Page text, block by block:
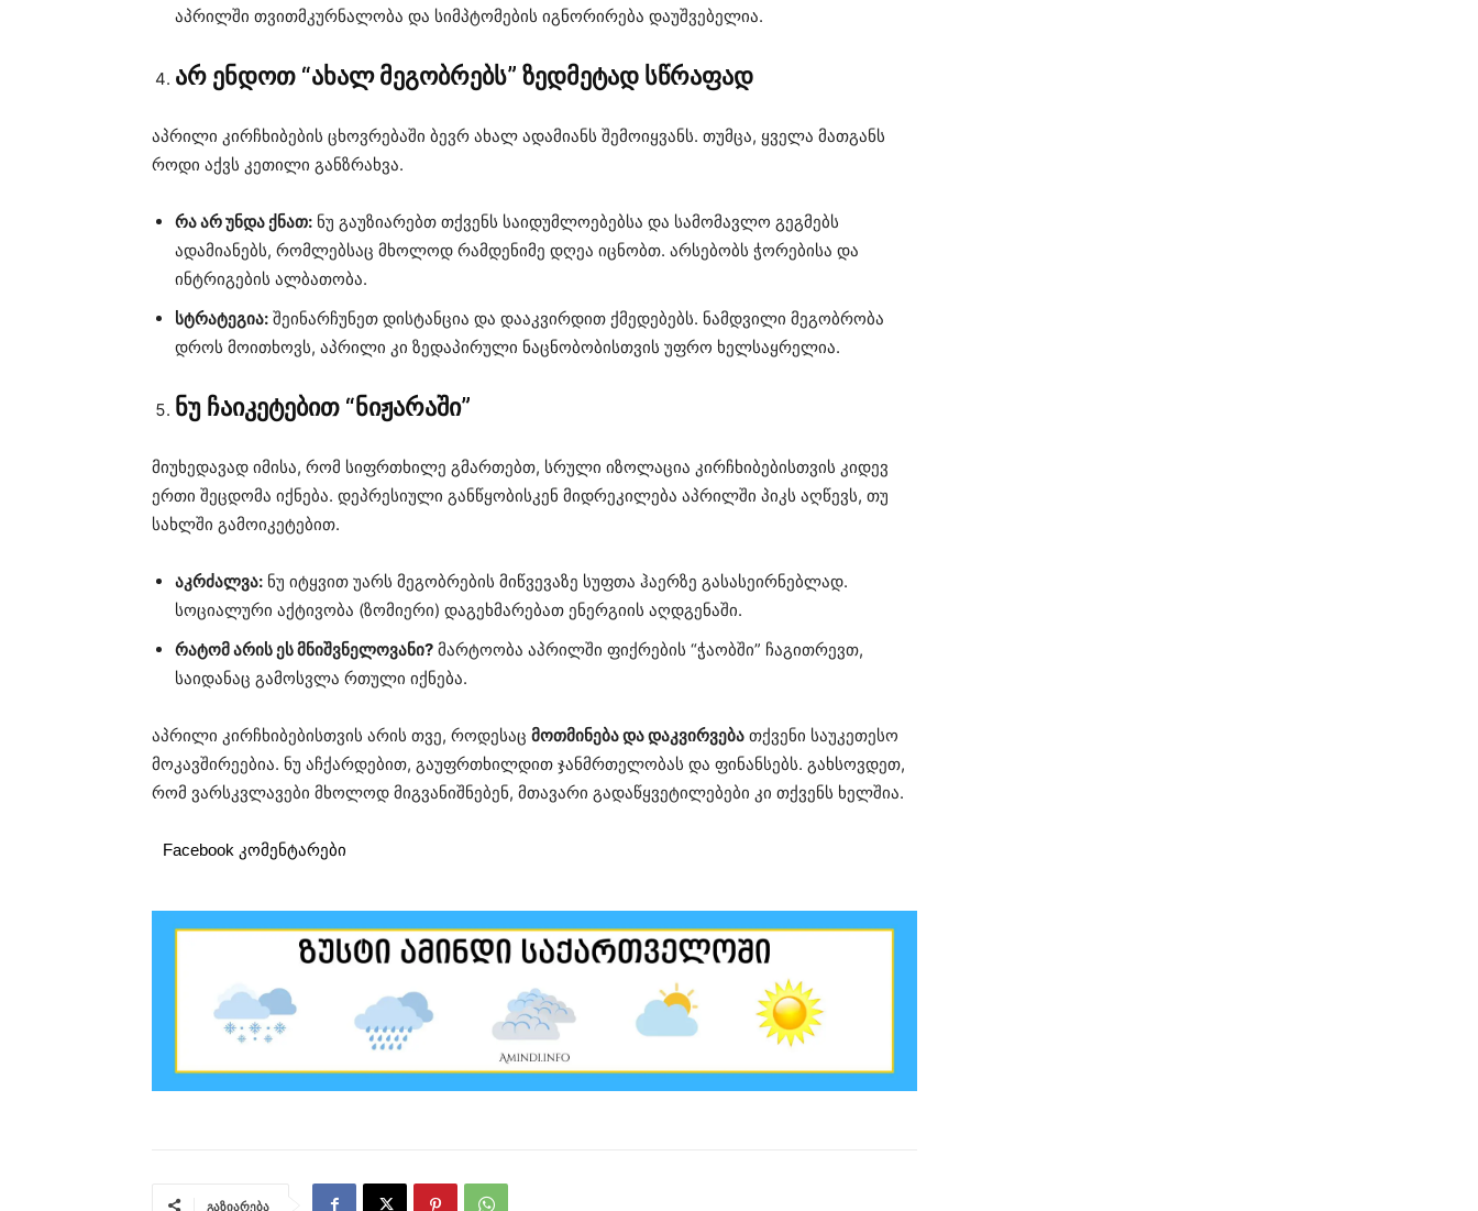
აპრილში თვითმკურნალობა და სიმპტომების იგნორირება დაუშვებელია.
არ ენდოთ “ახალ მეგობრებს” ზედმეტად სწრაფად
აპრილი კირჩხიბების ცხოვრებაში ბევრ ახალ ადამიანს შემოიყვანს. თუმცა, ყველა მათგანს
როდი აქვს კეთილი განზრახვა.
რა არ უნდა ქნათ: ნუ გაუზიარებთ თქვენს საიდუმლოებებსა და სამომავლო გეგმებს
ადამიანებს, რომლებსაც მხოლოდ რამდენიმე დღეა იცნობთ. არსებობს ჭორებისა და
ინტრიგების ალბათობა.
სტრატეგია: შეინარჩუნეთ დისტანცია და დააკვირდით ქმედებებს. ნამდვილი მეგობრობა
დროს მოითხოვს, აპრილი კი ზედაპირული ნაცნობობისთვის უფრო ხელსაყრელია.
ნუ ჩაიკეტებით “ნიჟარაში”
მიუხედავად იმისა, რომ სიფრთხილე გმართებთ, სრული იზოლაცია კირჩხიბებისთვის კიდევ
ერთი შეცდომა იქნება. დეპრესიული განწყობისკენ მიდრეკილება აპრილში პიკს აღწევს, თუ
სახლში გამოიკეტებით.
აკრძალვა: ნუ იტყვით უარს მეგობრების მიწვევაზე სუფთა ჰაერზე გასასეირნებლად.
სოციალური აქტივობა (ზომიერი) დაგეხმარებათ ენერგიის აღდგენაში.
რატომ არის ეს მნიშვნელოვანი? მარტოობა აპრილში ფიქრების “ჭაობში” ჩაგითრევთ,
საიდანაც გამოსვლა რთული იქნება.
აპრილი კირჩხიბებისთვის არის თვე, როდესაც მოთმინება და დაკვირვება თქვენი საუკეთესო
მოკავშირეებია. ნუ აჩქარდებით, გაუფრთხილდით ჯანმრთელობას და ფინანსებს. გახსოვდეთ,
რომ ვარსკვლავები მხოლოდ მიგვანიშნებენ, მთავარი გადაწყვეტილებები კი თქვენს ხელშია.
Facebook კომენტარები
გაზიარება